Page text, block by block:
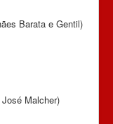
Barata e Gentil)
Malcher)